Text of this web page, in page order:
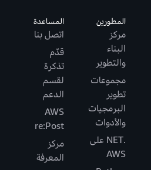
المطورين
مركز
البناء
والتطوير
مجموعات
تطوير
البرمجيات
والأدوات
.NET على
AWS
المساعدة
اتصل بنا
قدّم
تذكرة
لقسم
الدعم
AWS
re:Post
مركز
المعرفة